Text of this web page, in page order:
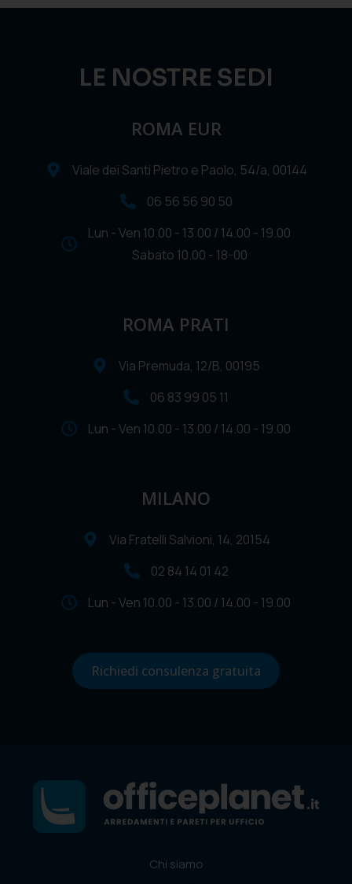
LE NOSTRE SEDI
ROMA EUR
Viale dei Santi Pietro e Paolo, 54/a, 00144
06 56 56 90 50
Lun - Ven 10.00 - 13.00 / 14.00 - 19.00
Sabato 10.00 - 18-00
ROMA PRATI
Via Premuda, 12/B, 00195
06 83 99 05 11
Lun - Ven 10.00 - 13.00 / 14.00 - 19.00
MILANO
Via Fratelli Salvioni, 14, 20154
02 84 14 01 42
Lun - Ven 10.00 - 13.00 / 14.00 - 19.00
Richiedi consulenza gratuita
Chi siamo